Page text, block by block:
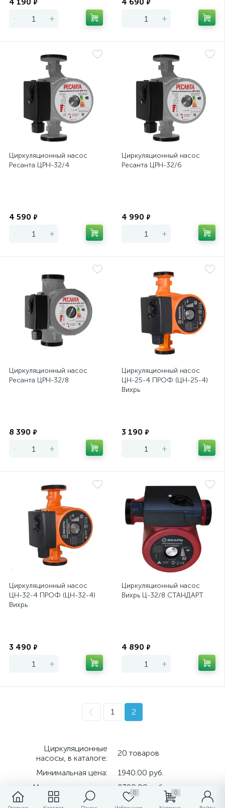
0 0
₽
- +
₽
- +
Циркуляционный насос
Ресанта ЦРН-32/4
4 590 ₽
- +
Циркуляционный насос
Ресанта ЦРН-32/6
4 990 ₽
- +
Циркуляционный насос
Ресанта ЦРН-32/8
8 390 ₽
- +
Циркуляционный насос
ЦН-25-4 ПРОФ (ЦН-25-4)
Вихрь
3 190 ₽
- +
Циркуляционный насос
ЦН-32-4 ПРОФ (ЦН-32-4)
Вихрь
3 490 ₽
- +
Циркуляционный насос
Вихрь Ц-32/8 СТАНДАРТ
4 890 ₽
- +
1 2
Циркуляционные
насосы, в каталоге:
20 товаров
Минимальная цена:
1940.00 руб.
Максимальная цена:
8390.00 руб.
Срок доставки:
от 2-х часов